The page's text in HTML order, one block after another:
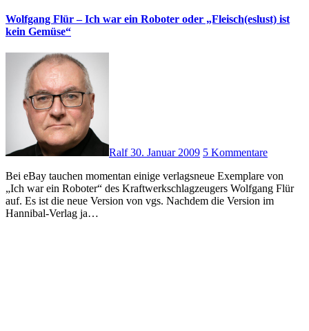
Wolfgang Flür – Ich war ein Roboter oder „Fleisch(eslust) ist
kein Gemüse“
Ralf30. Januar 2009 5 Kommentare
Bei eBay tauchen momentan einige verlagsneue Exemplare von
„Ich war ein Roboter“ des Kraftwerkschlagzeugers Wolfgang Flür
auf. Es ist die neue Version von vgs. Nachdem die Version im
Hannibal-Verlag ja…